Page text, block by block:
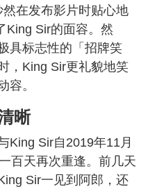
在发布影片时贴心地
King Sir的面容。然
具标志性的「招牌笑
，King Sir更礼貌地笑
容。
晰
King Sir自2019年11月
百天再次重逢。前几天
Sir一见到阿郎，还